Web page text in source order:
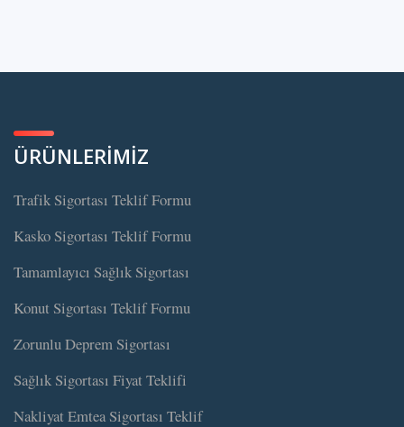
ÜRÜNLERİMİZ
Trafik Sigortası Teklif Formu
Kasko Sigortası Teklif Formu
Tamamlayıcı Sağlık Sigortası
Konut Sigortası Teklif Formu
Zorunlu Deprem Sigortası
Sağlık Sigortası Fiyat Teklifi
Nakliyat Emtea Sigortası Teklif